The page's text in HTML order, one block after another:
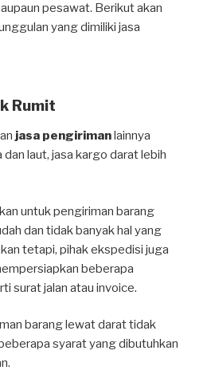
pesawat. Berikut akan
yang dimiliki jasa
Rumit
jasa pengiriman lainnya
laut, jasa kargo darat lebih
untuk pengiriman barang
dan tidak banyak hal yang
tetapi, pihak ekspedisi juga
beberapa
surat jalan atau invoice.
barang lewat darat tidak
syarat yang dibutuhkan